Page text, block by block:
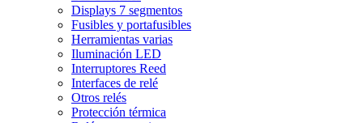
Displays 7 segmentos
Fusibles y portafusibles
Herramientas varias
Iluminación LED
Interruptores Reed
Interfaces de relé
Otros relés
Protección térmica